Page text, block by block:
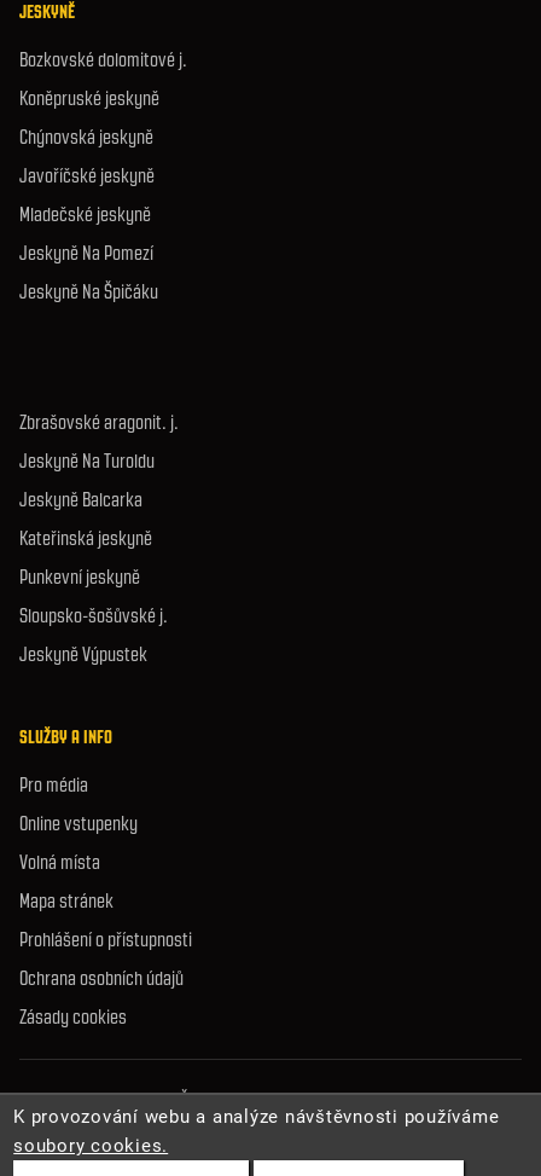
JESKYNĚ
Bozkovské dolomitové j.
Koněpruské jeskyně
Chýnovská jeskyně
Javoříčské jeskyně
Mladečské jeskyně
Jeskyně Na Pomezí
Jeskyně Na Špičáku
Zbrašovské aragonit. j.
Jeskyně Na Turoldu
Jeskyně Balcarka
Kateřinská jeskyně
Punkevní jeskyně
Sloupsko-šošůvské j.
Jeskyně Výpustek
SLUŽBY A INFO
Pro média
Online vstupenky
Volná místa
Mapa stránek
Prohlášení o přístupnosti
Ochrana osobních údajů
Zásady cookies
© 2026 Správa jeskyní České republiky. Všechna práva vyhrazena.
K provozování webu a analýze návštěvnosti používáme
soubory cookies.